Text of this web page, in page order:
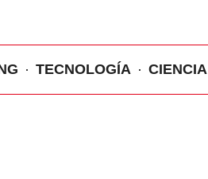
TECNOLOGÍA CIENCIA